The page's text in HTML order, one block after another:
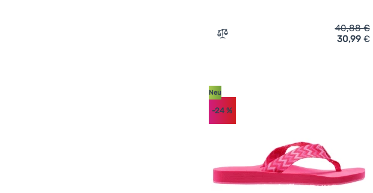
Zum Vergleich 'Damen Flip-Flops
40,88€
30,99 €
Neu
-24 %